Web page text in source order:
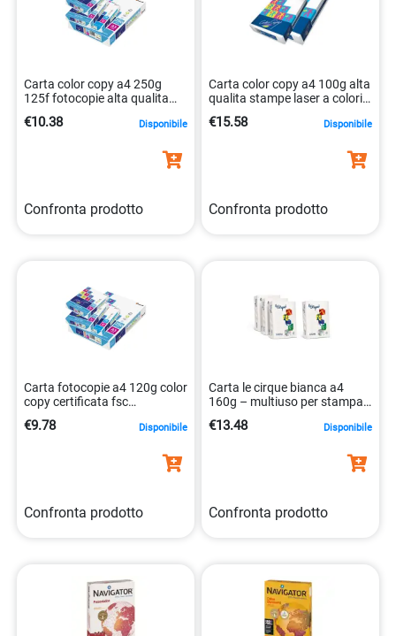
Carta color copy a4 250g
125f fotocopie alta qualita
9003974443775
€10.38 Disponibile
Confronta prodotto
Carta color copy a4 100g alta
qualita stampe laser a colori
€15.58 Disponibile
Confronta prodotto
Carta fotocopie a4 120g color
copy certificata fsc
€9.78 Disponibile
Confronta prodotto
Carta le cirque bianca a4
160g – multiuso per stampa
€13.48 Disponibile
Confronta prodotto